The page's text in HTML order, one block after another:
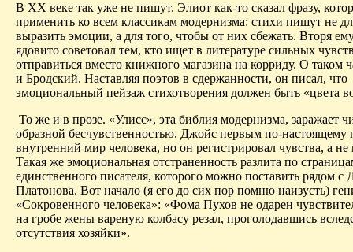
В ХХ веке так уже не пишут. Элиот как-то сказал фразу,
применить ко всем классикам модернизма: стихи пишут не
выразить эмоции, а для того, чтобы от них сбежать. Вторя
ядовито советовал тем, кто ищет в литературе сильных
отправиться вместо книжного магазина на корриду. О таком
и Бродский. Наставляя поэтов в сдержанности, он писал, что
эмоциональный пейзаж стихотворения должен быть «цвета
То же и в прозе. «Улисс», эта библия модернизма, заражает
образной бесчувственностью. Джойс первым по-настоящему
внутренний мир человека, но он регистрировал чувства, а
Такая же эмоциональная отстраненность разлита по
единственного писателя, которого можно поставить рядом
Платонова. Вот начало (я его до сих пор помню наизусть)
«Сокровенного человека»: «Фома Пухов не одарен
на гробе жены вареную колбасу резал, проголодавшись
отсутствия хозяйки».